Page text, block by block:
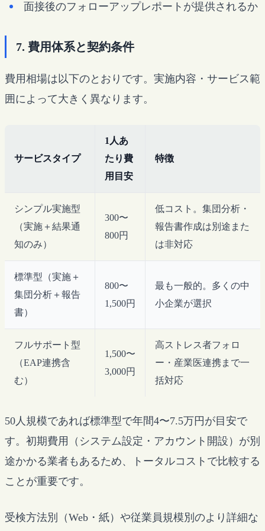
面接後のフォローアップレポートが提供されるか
7. 費用体系と契約条件
費用相場は以下のとおりです。実施内容・サービス範
囲によって大きく異なります。
サービスタイプ
1人あ
たり費
用目安
特徴
シンプル実施型
（実施＋結果通
知のみ）
300〜
800円
低コスト。集団分析・
報告書作成は別途また
は非対応
標準型（実施＋
集団分析＋報告
書）
800〜
1,500円
最も一般的。多くの中
小企業が選択
フルサポート型
（EAP連携含
む）
1,500〜
3,000円
高ストレス者フォロ
ー・産業医連携まで一
括対応
50人規模であれば標準型で年間4〜7.5万円が目安で
す。初期費用（システム設定・アカウント開設）が別
途かかる業者もあるため、トータルコストで比較する
ことが重要です。
受検方法別（Web・紙）や従業員規模別のより詳細な